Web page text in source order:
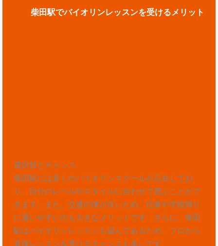
柴田駅でバイオリンレッスンを受けるメリット
選択肢とチャンス
柴田駅には多くのバイオリンスクールが点在してお
り、自分のレベルやスタイルに合わせて選ぶことがで
きます。また、交通の便が良いため、仕事や学校帰り
に通いやすいのも大きなメリットです。さらに、柴田
駅はバイオリンレッスンも盛んであるため、プロから
直接レッスンを受けるチャンスも多いです。